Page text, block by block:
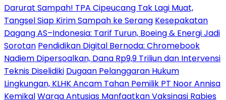
Darurat Sampah! TPA Cipeucang Tak Lagi Muat,
Tangsel Siap Kirim Sampah ke Serang Kesepakatan
Dagang AS–Indonesia: Tarif Turun, Boeing & Energi Jadi
Sorotan Pendidikan Digital Bernoda: Chromebook
Nadiem Dipersoalkan, Dana Rp9,9 Triliun dan Intervensi
Teknis Diselidiki Dugaan Pelanggaran Hukum
Lingkungan, KLHK Ancam Tahan Pemilik PT Noor Annisa
KemikalWarga Antusias Manfaatkan Vaksinasi Rabies